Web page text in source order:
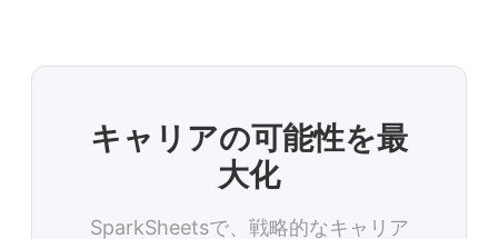
キャリアの可能性を最
大化
SparkSheetsで、戦略的なキャリア